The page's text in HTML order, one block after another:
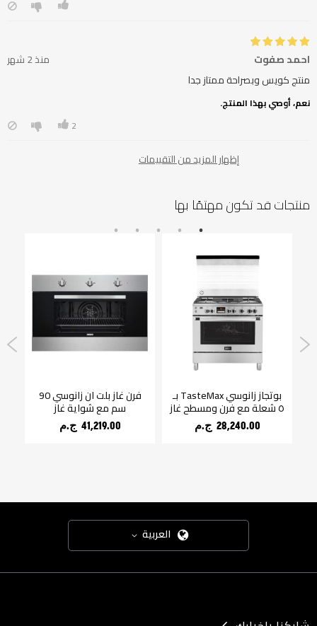
احمد صفوت
منذ 2 شهر
منتج كويس وبصراحة ممتاز جدا
نعم، أوصي بهذا المنتج.
2
إظهار المزيد من التقييمات
منتجات قد تكون مهتمًا بها
بوتجاز زانوسي TasteMax بـ
٥ شعلة مع فرن ومسطح غاز
28,240.00 ج.م‏
فرن غاز بلت ان زانوسي 90
سم مع شواية غاز
41,219.00 ج.م‏
العربية